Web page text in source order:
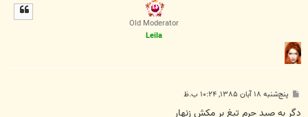
Old Moderator
Leila
پ
ت
پنج‌شنبه ۱۸ آبان ۱۳۸۵, ۱۰:۲۴ ب.ظ
دگر به صيد حرم تيغ بر مكش زنهار